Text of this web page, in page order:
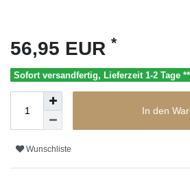
56,95 EUR *
Sofort versandfertig, Lieferzeit 1-2 Tage **
In den
Wunschliste